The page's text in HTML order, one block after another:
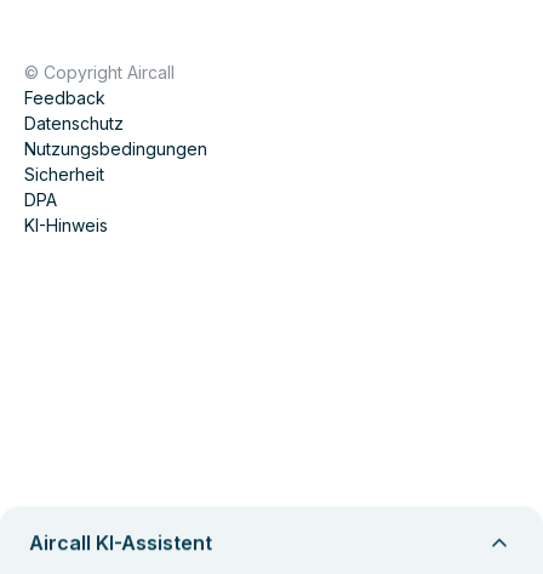
© Copyright Aircall
Feedback
Datenschutz
Nutzungsbedingungen
Sicherheit
DPA
KI-Hinweis
Aircall KI-Assistent